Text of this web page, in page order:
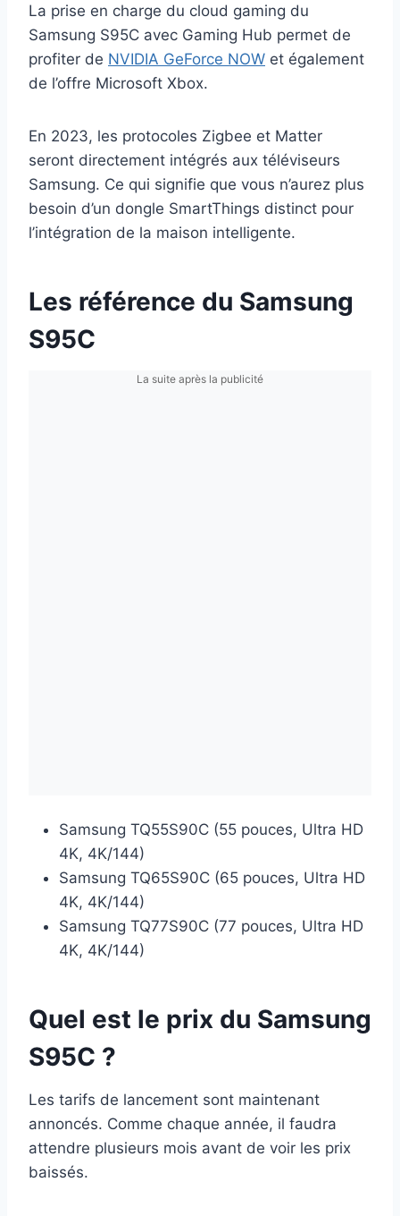
La prise en charge du cloud gaming du
Samsung S95C avec Gaming Hub permet de
profiter de NVIDIA GeForce NOW et également
de l’offre Microsoft Xbox.
En 2023, les protocoles Zigbee et Matter
seront directement intégrés aux téléviseurs
Samsung. Ce qui signifie que vous n’aurez plus
besoin d’un dongle SmartThings distinct pour
l’intégration de la maison intelligente.
Les référence du Samsung
S95C
La suite après la publicité
Samsung TQ55S90C (55 pouces, Ultra HD
4K, 4K/144)
Samsung TQ65S90C (65 pouces, Ultra HD
4K, 4K/144)
Samsung TQ77S90C (77 pouces, Ultra HD
4K, 4K/144)
Quel est le prix du Samsung
S95C ?
Les tarifs de lancement sont maintenant
annoncés. Comme chaque année, il faudra
attendre plusieurs mois avant de voir les prix
baissés.